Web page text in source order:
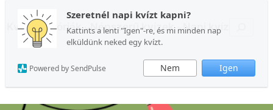
Szeretnél napi kvízt kapni?
Kattints a lenti "Igen"-re, és mi minden nap
elküldünk neked egy kvízt.
Nem Igen
Powered by SendPulse
Kvízkategóriák Népszerű kvízek Napi kvíz